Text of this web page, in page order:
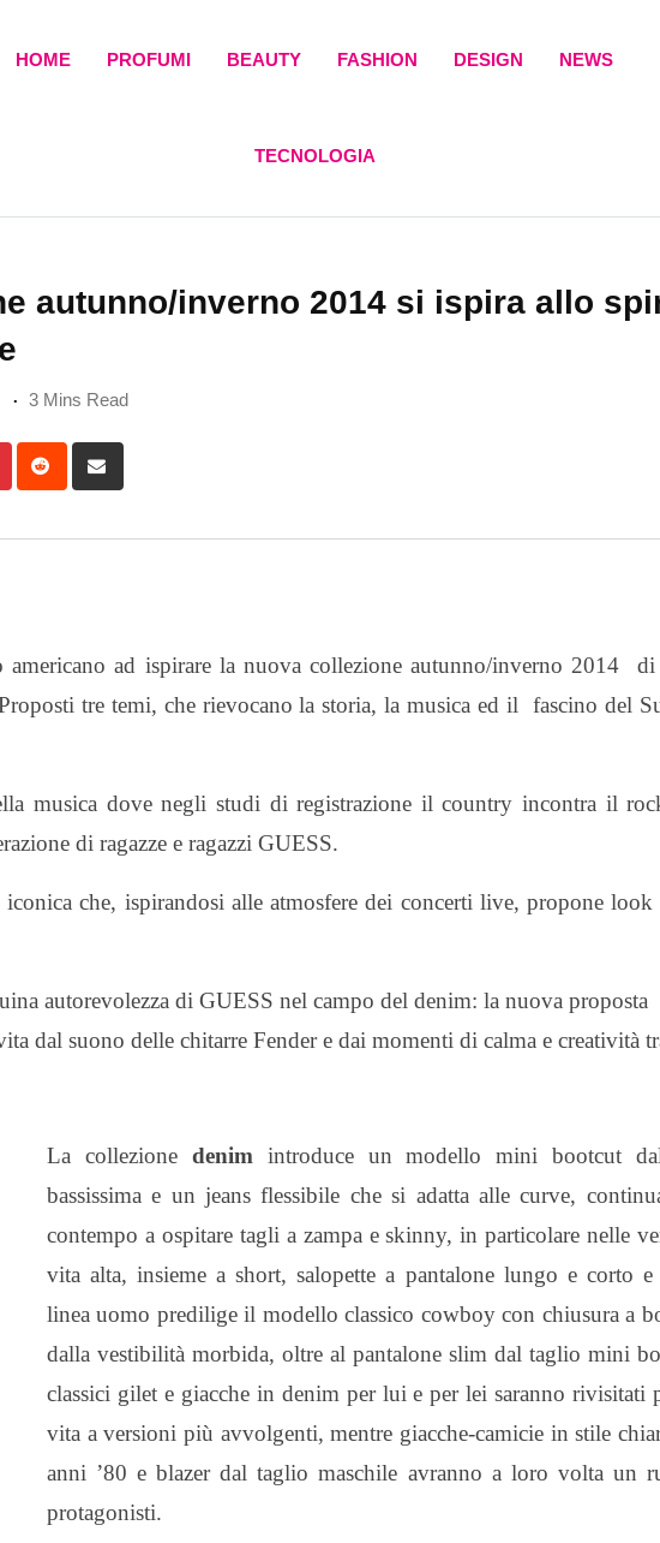
HOME PROFUMI BEAUTY FASHION DESIGN NEWS
TECNOLOGIA
autunno/inverno 2014 si ispira allo
3 Mins Read
PinterestReddit
via
ad ispirare la nuova collezioneautunno/inverno 2014 di
tre temi, che rievocano lastoria, la musica ed il fascino del
musica dove negli studi di registrazione il country incontra il
di ragazze e ragazzi GUESS.
iconica che, ispirandosi alle atmosfere dei concerti live, propone look
autorevolezza di GUESS nel campo del denim: la nuova proposta
dal suono delle chitarre Fender e dai momenti di calma e creatività
La collezione denim introduce un modello mini bootcut
bassissima e un jeans flessibile che si adatta alle curve,
contempo a ospitare tagli a zampa e skinny, in particolare nelle
vita alta, insieme a short, salopette a pantalone lungo e corto e
linea uomo predilige il modello classico cowboy con chiusura a
dalla vestibilità morbida, oltre al pantalone slim dal taglio mini
classici gilet e giacche in denim per lui e per lei saranno rivisitati
vita a versioni più avvolgenti, mentre giacche-camicie in stile
anni ’80 e blazer dal taglio maschile avranno a loro volta un
protagonisti.